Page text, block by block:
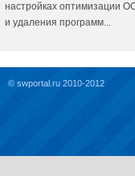
настройках оптимизации
и удаления программ...
© swportal.ru 2010-2012